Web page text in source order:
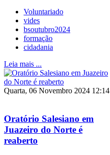
Voluntariado
vides
bsoutubro2024
formação
cidadania
Leia mais ...
Quarta, 06 Novembro 2024 12:14
Oratório Salesiano em
Juazeiro do Norte é
reaberto